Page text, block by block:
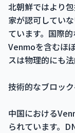
北朝鮮ではより
家が認可してい
ています。国際
Venmoを含むほ
スは物理的にも
技術的なブロッ
中国における
られています。